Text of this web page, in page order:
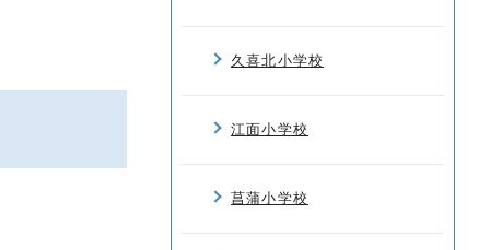
久喜北小学校
江面小学校
菖蒲小学校